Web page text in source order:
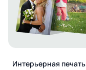
Интерьерная печать